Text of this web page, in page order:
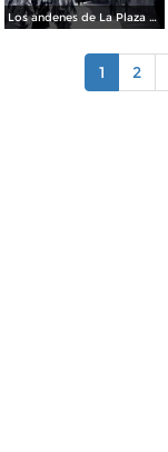
Los andenes de La Plaza de toros Ciudad de México 1950
1 2